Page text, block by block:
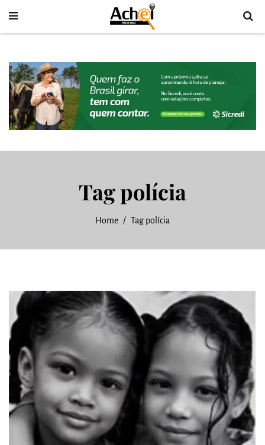
Tag polícia
Home Tag polícia